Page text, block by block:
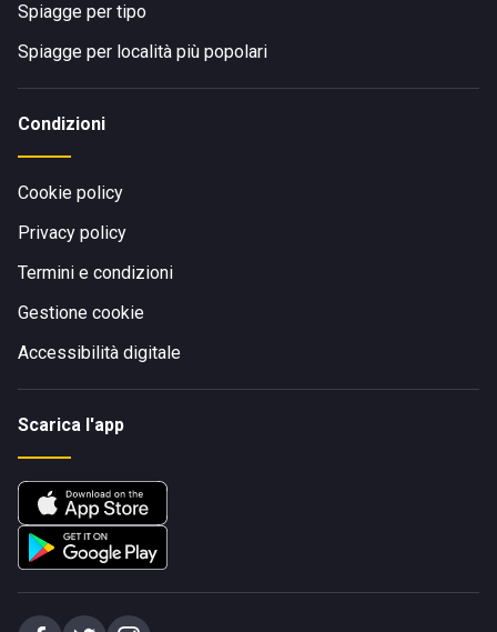
Spiagge per tipo
Spiagge per località più popolari
Condizioni
Cookie policy
Privacy policy
Termini e condizioni
Gestione cookie
Accessibilità digitale
Scarica l'app